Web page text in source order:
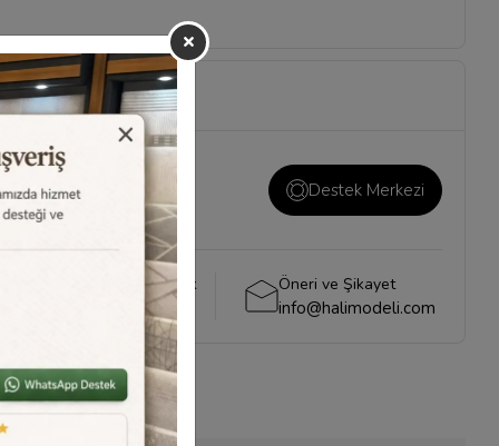
önemli konuların
sayfamızı ziyaret Destek Merkezi
Whatsapp Destek
0540 001 51 51
Öneri ve Şikayet
info@halimodeli.com